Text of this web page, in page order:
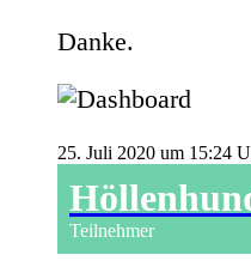
Danke.
25. Juli 2020 um 15:24
Teilnehmer